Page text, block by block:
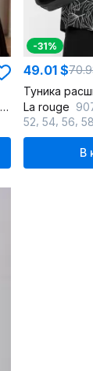
-31%
49.01 $
La rouge
52 54 56 58
В